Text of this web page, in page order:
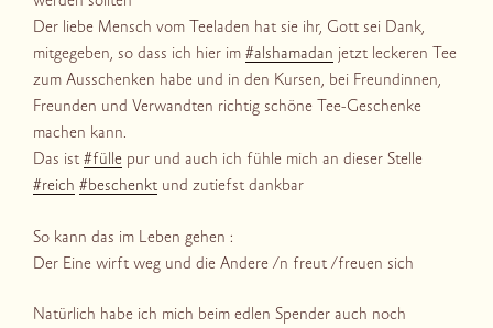
Der liebe Mensch vom Teeladen hat sie ihr, Gott sei Dank,
mitgegeben, so dass ich hier im #alshamadan jetzt leckeren Tee
zum Ausschenken habe und in den Kursen, bei Freundinnen,
Freunden und Verwandten richtig schöne Tee-Geschenke
machen kann.
Das ist #fülle pur und auch ich fühle mich an dieser Stelle
#reich #beschenkt und zutiefst dankbar
So kann das im Leben gehen :
Der Eine wirft weg und die Andere /n freut /freuen sich
Natürlich habe ich mich beim edlen Spender auch noch